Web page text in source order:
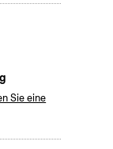
Sie eine